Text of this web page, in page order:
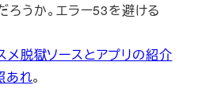
うか。エラー53を避ける
脱獄ソースとアプリの紹介
あれ。